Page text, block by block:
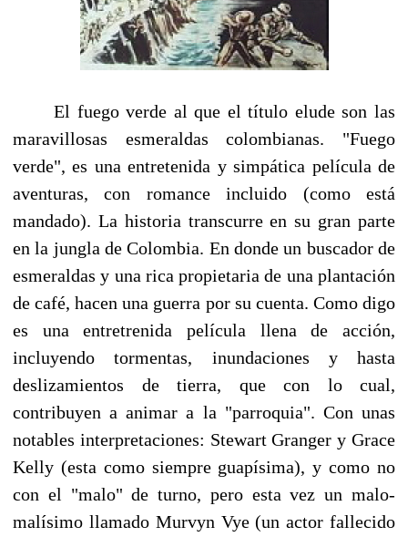
El fuego verde al que el título elude son las
maravillosas esmeraldas colombianas. "Fuego
verde", es una entretenida y simpática película de
aventuras, con romance incluido (como está
mandado). La historia transcurre en su gran parte
en la jungla de Colombia. En donde un buscador de
esmeraldas y una rica propietaria de una plantación
de café, hacen una guerra por su cuenta. Como digo
es una entretrenida película llena de acción,
incluyendo tormentas, inundaciones y hasta
deslizamientos de tierra, que con lo cual,
contribuyen a animar a la "parroquia". Con unas
notables interpretaciones: Stewart Granger y Grace
Kelly (esta como siempre guapísima), y como no
con el "malo" de turno, pero esta vez un malo-
malísimo llamado Murvyn Vye (un actor fallecido